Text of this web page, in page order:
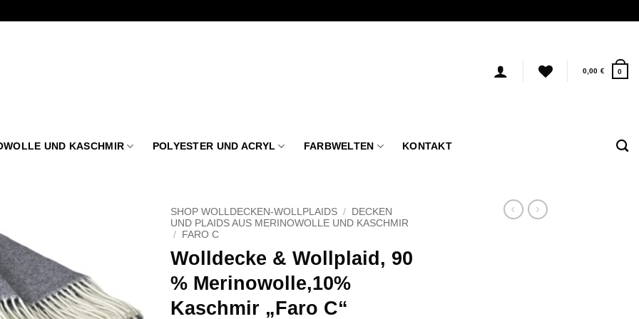
0,00 € 0
UND KASCHMIR POLYESTER UND ACRYL FARBWELTEN KONTAKT
hinzufügen
SHOP WOLLDECKEN-WOLLPLAIDS /
DECKEN
UND PLAIDS AUS MERINOWOLLE UND KASCHMIR
/
FARO C
Wolldecke & Wollplaid, 90
% Merinowolle,10%
Kaschmir „Faro C“